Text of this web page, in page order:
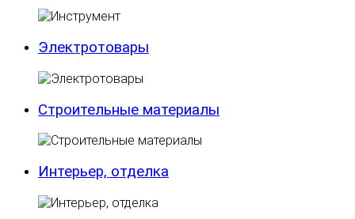
Электротовары
Строительные материалы
Интерьер, отделка